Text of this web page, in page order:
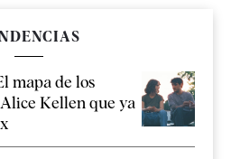
mapa de los
Kellen que ya